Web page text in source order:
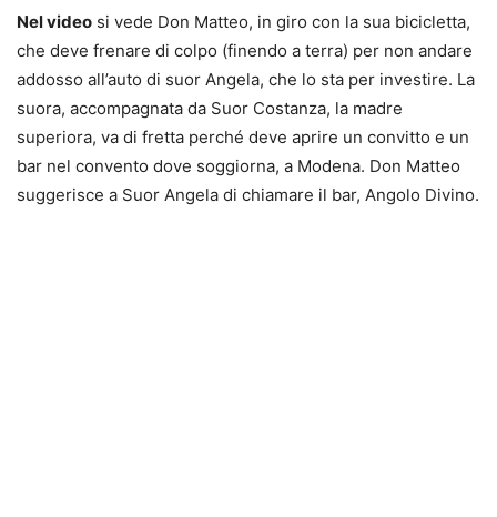
Nel video si vede Don Matteo, in giro con la sua bicicletta,
che deve frenare di colpo (finendo a terra) per non andare
addosso all’auto di suor Angela, che lo sta per investire. La
suora, accompagnata da Suor Costanza, la madre
superiora, va di fretta perché deve aprire un convitto e un
bar nel convento dove soggiorna, a Modena. Don Matteo
suggerisce a Suor Angela di chiamare il bar, Angolo Divino.